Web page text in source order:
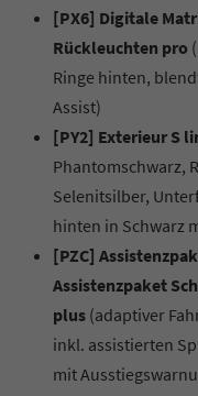
[PX6] Digitale
Rückleuchten pro
Ringe hinten,
Assist)
[PY2] Exterieur S
Phantomschwarz,
Selenitsilber,
hinten in Schwarz
[PZC]
Assistenzpaket
plus (adaptiver
inkl. assistierten
mit